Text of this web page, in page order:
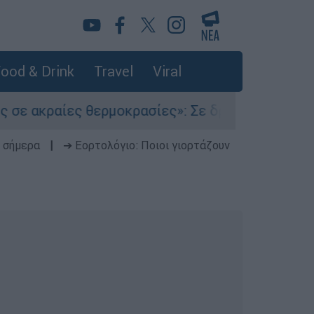
& Drink Travel Viral
θερμοκρασίες»: Σε δραματικές συνθήκες
➔ Εορτολόγιο: Ποιοι γιορτάζουν